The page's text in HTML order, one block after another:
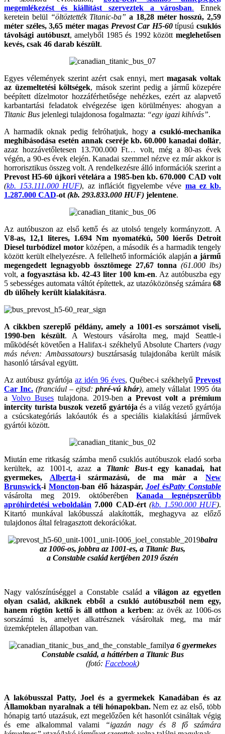
megemlékezést és kiállítást szerveztek a városban. Ennek
keretein belül “öltöztették Titanic-ba” a 18,28 méter hosszú, 2,59
méter széles, 3,65 méter magas Prevost Car H5-60típusúcsuklós
távolsági autóbuszt, amelyből 1985 és 1992 közöttmeglehetősen
kevés, csak 46 darab készült.
Egyes vélemények szerint azért csak ennyi, mert magasak voltak
az üzemeltetési költségek, mások szerint pedig a jármű közepére
beépített dízelmotor hozzáférhetősége nehézkes, ezért az alapvető
karbantartási feladatok elvégezése igen körülményes: ahogyan a
Titanic Bus jelenlegi tulajdonosa fogalmazta: “egy igazi kihívás”.
A harmadik oknak pedig felróhatjuk, hogya csukló-mechanika
meghibásodása esetén annak cseréje kb. 60.000 kanadai dollár,
azaz hozzávetőletesen 13.700.000 Ft… volt, még a 80-as évek
végén, a 90-es évek elején. Kanadai szemmel nézve ez már akkor is
horrorisztikus összeg volt. A rendelkezésre álló információk szerint a
Prevost H5-60 újkori vételára a 1985-ben kb. 670.000 CAD volt
(kb. 153.111.000 HUF), az inflációt figyelembe véve ma ez kb.
1.287.000 CAD-ot (kb. 293.833.000 HUF) jelentene.
Az autóbuszon az első kettő és az utolsó tengely kormányzott. A
V8-as, 12,1 literes, 1.694 Nm nyomatékú, 500 lóerős Detroit
Diesel turbódízel motorközépen, a második és a harmadik tengely
között került elhelyezésre. A fellelhető információk alapjána jármű
megengedett legnagyobb össztömege 27,67 tonna (61.000 lbs)
volt, a fogyasztása kb. 42-43 liter 100 km-en. Az autóbuszba egy
5 sebességes automata váltót építettek, az utazóközönség számára 68
db ülőhely került kialakításra.
A cikkben szereplő példány, amely a 1001-es sorszámot viseli,
1990-ben készült. A Westours vásárolta meg, majd Seattle-i
működését követően a Halifax-i székhelyű Absolute Charters (vagy
más néven: Ambassatours)busztársaság tulajdonába került másik
hasonló társával együtt.
Az autóbusz gyártója az idén 96 éves, Québec-i székhelyű Prevost
Car Inc. (franciául – ejtsd: phré-vú khár), amely vállalat 1995 óta
aVolvo Buses tulajdona. 2019-ben a Prevost volt a prémium
intercity turista buszok vezető gyártója és a világ vezető gyártója
a csúcskategóriás lakóautók és a speciális kialakítású járművek
gyártói között.
Miután eme ritkaság számba menő csuklós autóbuszok eladó sorba
kerültek, az 1001-t, azaza Titanic Bus-t egy
kanadai, hat
gyermekes, Alberta-i származású, de ma már aNew
Brunswick-i Moncton-ban élő házaspár, JoelésPatty Constable
vásárolta meg 2019. októberébenKanada legnépszerűbb
apróhirdetési weboldalán 7.000 CAD-ért (kb. 1.590.000 HUF).
Kitartó munkával lakóbusszá alakították, meghagyva az előző
tulajdonos által felragasztott dekorációkat.
balra
az 1006-os, jobbra az 1001-es, a Titanic Bus,
a Constable család kertjében 2019 őszén
Nagy valószínúséggel a Constable családa világon az egyetlen
olyan család, akiknek ebből a csukló autóbuszból nem egy,
hanem rögtön kettő is áll otthon a kerben: az övék az 1006-os
sorszámú is, amelyet alkatrésznek vásároltak meg, ma már
üzemképtelen állapotban van.
a 6 gyermekes
Constable család, a háttérben a Titanic Bus
(fotó: Facebook)
A lakóbusszal Patty, Joel és a gyermekek Kanadában és az
Államokban nyaralnak a téli hónapokban.Nem ez az első, több
hónapig tartó utazásuk, ezt megelőzően két hasonlót csináltak végig
és eme alkalommal valami “igazán nagy és 8 fő számára